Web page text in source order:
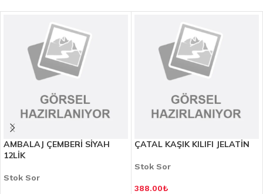
AMBALAJ ÇEMBERİ SİYAH
12LİK
Stok Sor
ÇATAL KAŞIK KILIFI JELATİN
Stok Sor
388.00₺